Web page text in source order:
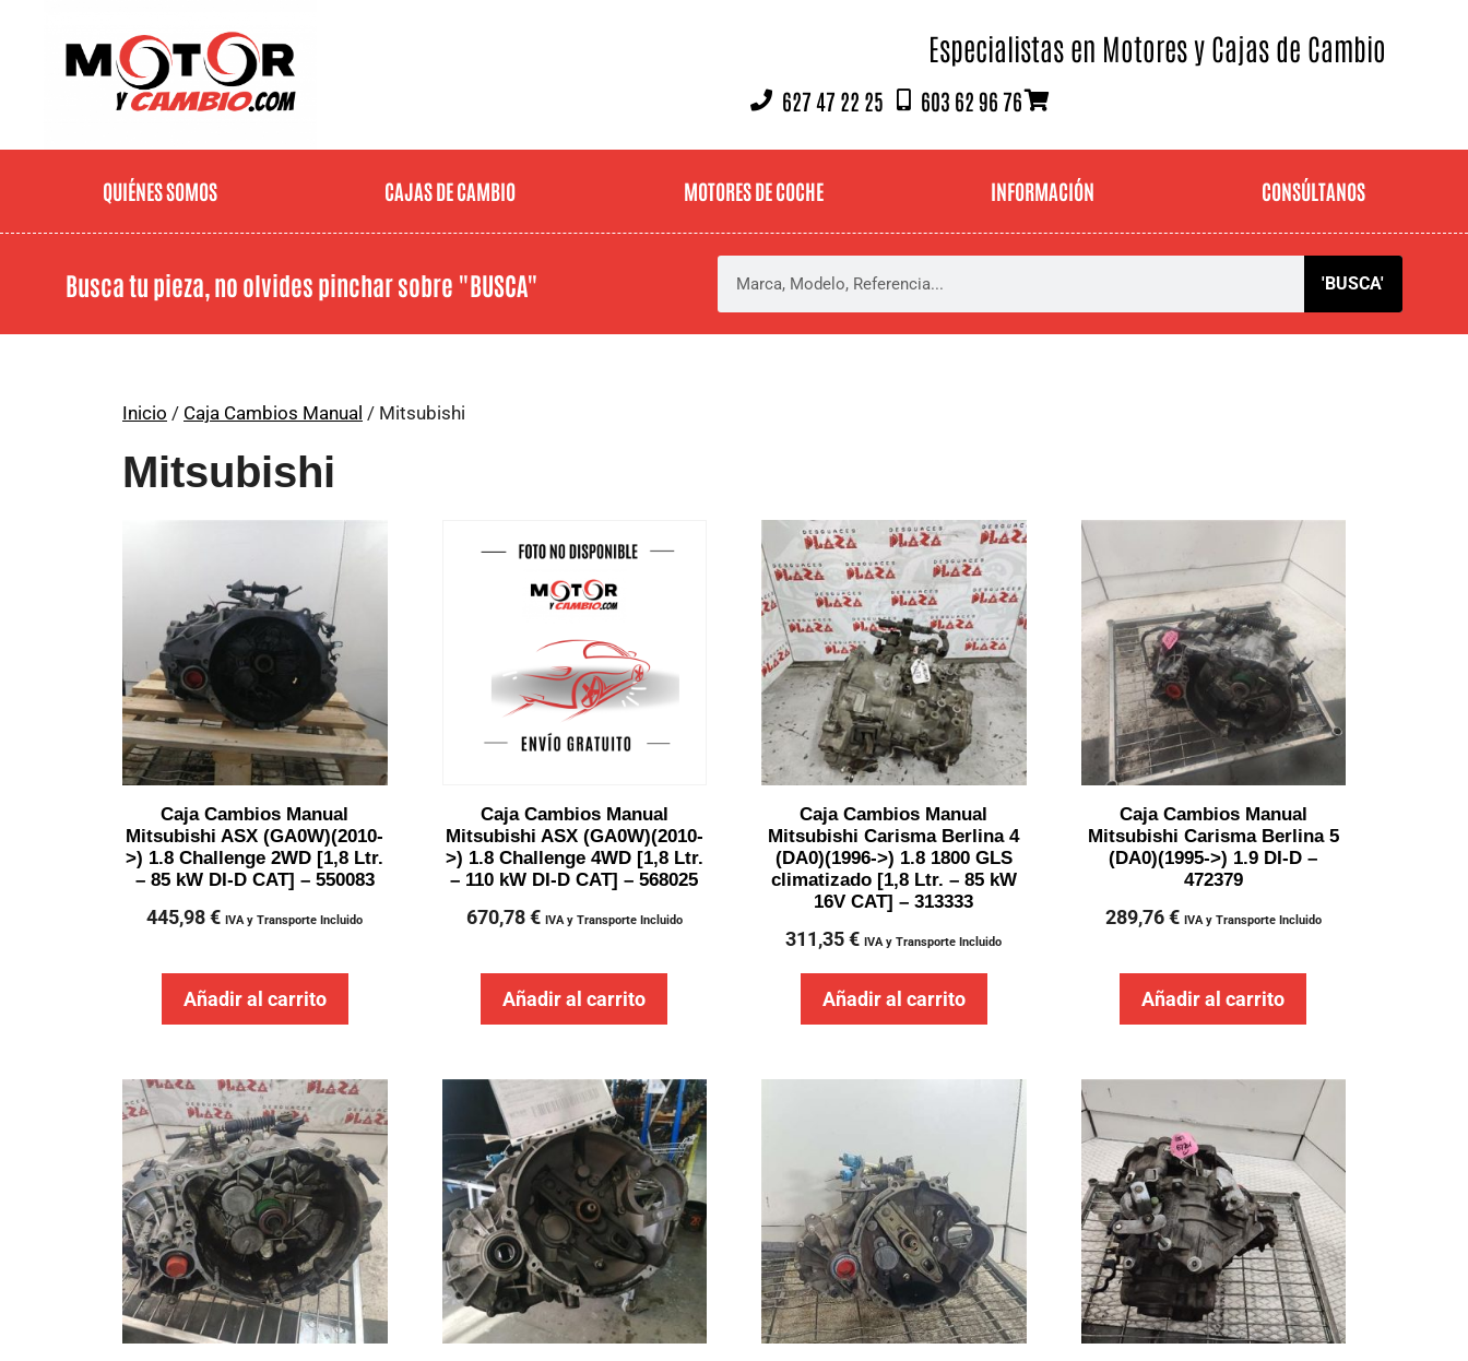
Especialistas en Motores y Cajas de Cambio
627 47 22 25 603 62 96 76
QUIÉNES SOMOS CAJAS DE CAMBIO MOTORES DE COCHE INFORMACIÓN CONSÚLTANOS
Busca tu pieza, no olvides pinchar sobre "BUSCA" 'BUSCA'
Inicio / Caja Cambios Manual / Mitsubishi
Mitsubishi
Caja Cambios Manual
Mitsubishi ASX (GA0W)(2010-
>) 1.8 Challenge 2WD [1,8 Ltr.
– 85 kW DI-D CAT] – 550083
445,98€ IVA y Transporte Incluido
Añadir al carrito
Caja Cambios Manual
Mitsubishi ASX (GA0W)(2010-
>) 1.8 Challenge 4WD [1,8 Ltr.
– 110 kW DI-D CAT] – 568025
670,78€ IVA y Transporte Incluido
Añadir al carrito
Caja Cambios Manual
Mitsubishi Carisma Berlina 4
(DA0)(1996->) 1.8 1800 GLS
climatizado [1,8 Ltr. – 85 kW
16V CAT] – 313333
311,35€ IVA y Transporte Incluido
Añadir al carrito
Caja Cambios Manual
Mitsubishi Carisma Berlina 5
(DA0)(1995->) 1.9 DI-D –
472379
289,76€ IVA y Transporte Incluido
Añadir al carrito